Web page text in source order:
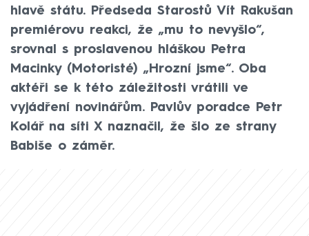
hlavě státu. Předseda Starostů Vít Rakušan
premiérovu reakci, že „mu to nevyšlo“,
srovnal s proslavenou hláškou Petra
Macinky (Motoristé) „Hrozní jsme“. Oba
aktéři se k této záležitosti vrátili ve
vyjádření novinářům. Pavlův poradce Petr
Kolář na síti X naznačil, že šlo ze strany
Babiše o záměr.